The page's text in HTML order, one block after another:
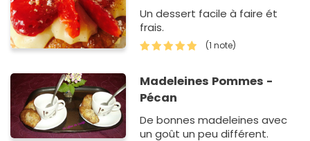
Un dessert facile à faire ét
frais.
(1 note)
Madeleines Pommes -
Pécan
De bonnes madeleines avec
un goût un peu différent.